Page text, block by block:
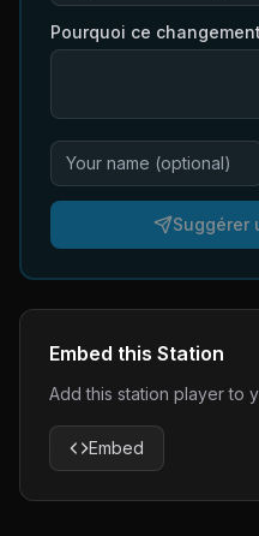
Pourquoi ce
Suggérer
Embed this Station
Add this station player to
Embed